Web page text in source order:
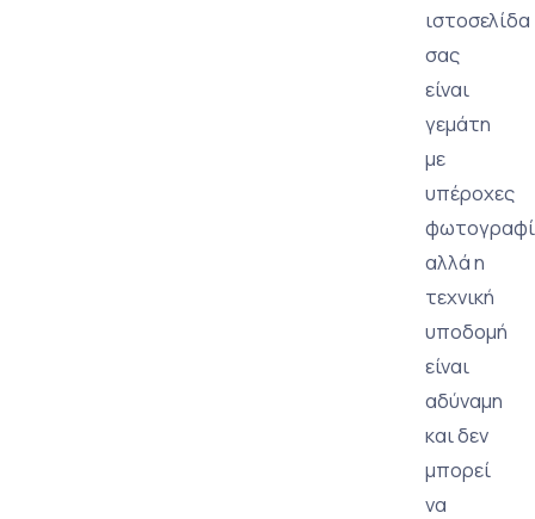
ιστοσελίδα
σας
είναι
γεμάτη
με
υπέροχες
αλλά η
τεχνική
υποδομή
είναι
αδύναμη
και δεν
μπορεί
να